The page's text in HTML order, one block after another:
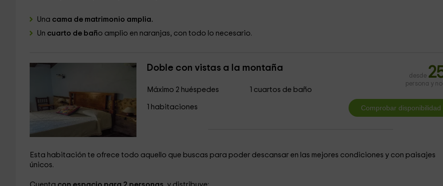
Una cama de matrimonio amplia.
Un cuarto de baño amplio en naranjas, con todo lo necesario.
Doble con vistas a la montaña
Máximo 2 huéspedes
1 habitaciones
1 cuartos de baño
desde
persona y
Esta habitación te ofrece todo aquello que buscas para poder descansar en las mejores condiciones y con paisajes
únicos.